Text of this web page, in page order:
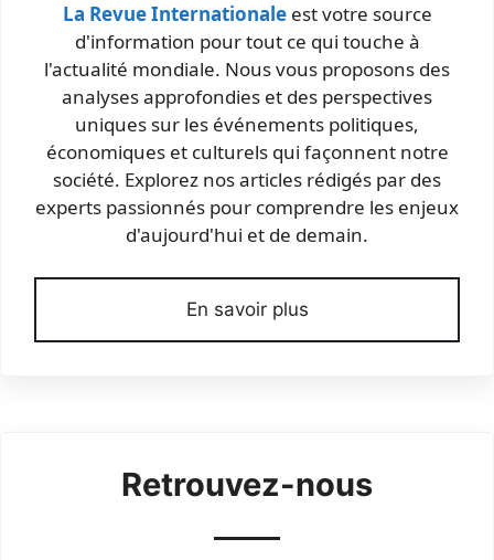
La Revue Internationaleest votre source
d'information pour tout ce qui touche à
l'actualité mondiale. Nous vous proposons des
analyses approfondies et des perspectives
uniques sur les événements politiques,
économiques et culturels qui façonnent notre
société. Explorez nos articles rédigés par des
experts passionnés pour comprendre les enjeux
d'aujourd'hui et de demain.
En savoir plus
Retrouvez-nous